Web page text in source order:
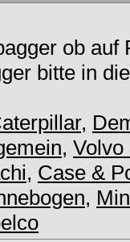
ob auf
bitte in
,
, Volvo
, Case &
,